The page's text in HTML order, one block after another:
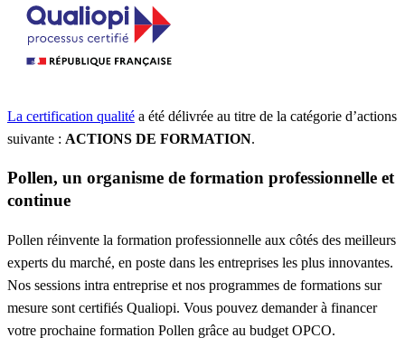
La certification qualité a été délivrée au titre de la catégorie d’actions
suivante : ACTIONS DE FORMATION.
Pollen, un organisme de formation professionnelle et
continue
Pollen réinvente la formation professionnelle aux côtés des meilleurs
experts du marché, en poste dans les entreprises les plus innovantes.
Nos sessions intra entreprise et nos programmes de formations sur
mesure sont certifiés Qualiopi. Vous pouvez demander à financer
votre prochaine formation Pollen grâce au budget OPCO.